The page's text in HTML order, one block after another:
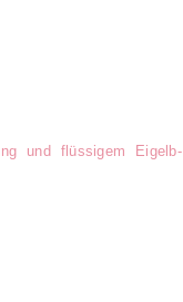
und flüssigem Eigelb-